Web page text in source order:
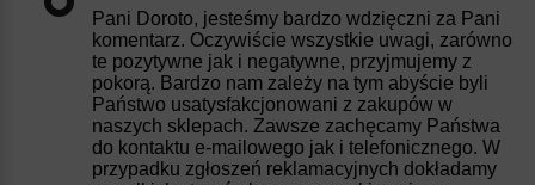
Pani Doroto, jesteśmy bardzo wdzięczni za Pani
komentarz. Oczywiście wszystkie uwagi, zarówno
te pozytywne jak i negatywne, przyjmujemy z
pokorą. Bardzo nam zależy na tym abyście byli
Państwo usatysfakcjonowani z zakupów w
naszych sklepach. Zawsze zachęcamy Państwa
do kontaktu e-mailowego jak i telefonicznego. W
przypadku zgłoszeń reklamacyjnych dokładamy